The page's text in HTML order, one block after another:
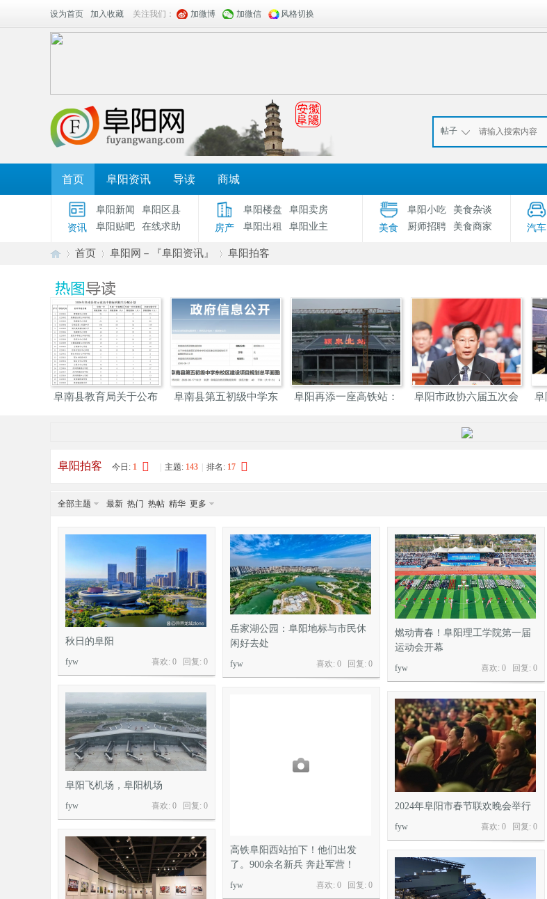
设为首页 加入收藏 关注我们： 加微博 加微信 风格切换
帖子
首页 阜阳资讯 导读 商城
资讯
阜阳新闻
阜阳区县
阜阳贴吧
在线求助 房产
阜阳楼盘
阜阳卖房
阜阳出租
阜阳业主 美食
阜阳小吃
美食杂谈
厨师招聘
美食商家 汽车
阜»
首页
›
阜阳网－『阜阳资讯』
›
阜阳拍客
约5万平方
阜阳：明年“十一”期间
左右逢源，阜阳打造综
阜阳高铁西站旁阜阳智
阜阳：东北大外环102省
阜阳拍客 今日: 1 主题: 143 排名: 17
全部主题 最新 热门 热帖 精华 更多
秋日的阜阳
喜欢: 0 回复: 0
fyw
岳家湖公园：阜阳地标与市民休
闲好去处
喜欢: 0 回复: 0
fyw
燃动青春！阜阳理工学院第一届
运动会开幕
喜欢: 0 回复: 0
fyw
阜阳飞机场，阜阳机场
喜欢: 0 回复: 0
fyw
高铁阜阳西站拍下！他们出发
了。900余名新兵 奔赴军营！
喜欢: 0 回复: 0
fyw
2024年阜阳市春节联欢晚会举行
喜欢: 0 回复: 0
fyw